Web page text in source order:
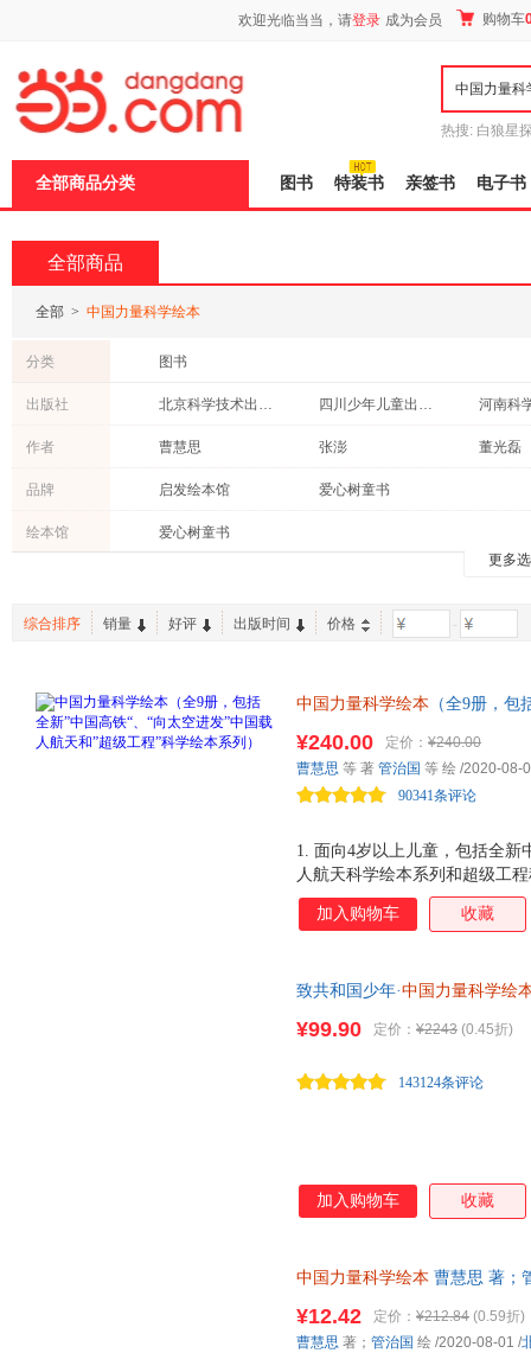
欢迎光临当当，请登录 成为会员 购物车
热搜: 白狼星
全部商品分类 图书 特装书 亲签书 电子书
全部商品
全部 > 中国力量科学绘本
分类 图书
出版社 北京科学技术出版社
四川少年儿童出版社
青岛出版社
接力出版社
江西高校出版社
东北师范大学出版社
湖南文
煤炭工业出版社
群言出版社 贵州人
作者 曹慧思 张澎
董光磊
洋洋兔
韩雨江
彭学军
马千里
李相教
品牌 启发绘本馆 爱心树童书
绘本馆
爱心树童书
更多
综合排序 销量 好评 出版时间 价格 -
中国力量科学绘本 （全9册，包
的思维造中国。中国科学院院
威专家审定推荐。全景透视上
秘密！）
1. 面向4岁以上儿童，包括全
人航天科学绘本系列和超级工
的科学绘本，中国科学院院士
专家审定推荐，用科学视觉解
五 国家重点出版物出版规划项
¥240.00 定价： ¥240.00
90341条评论
曹慧思 等 著 管治国 等 绘 /2020-08-
加入购物车 收藏
致共和国少年·中国力量科学绘
¥99.90 定价： ¥2243 (0.45折)
143124条评论
加入购物车 收藏
中国力量科学绘本 曹慧思 著；
¥12.42 定价： ¥212.84 (0.59折)
曹慧思 著； 管治国 绘 /2020-08-01 /
页
加